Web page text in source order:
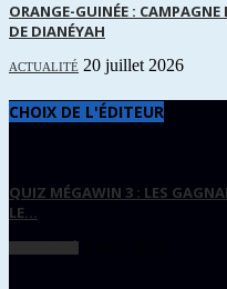
ORANGE-GUINÉE :
DE DIANÉYAH
ACTUALITÉ 20 juillet 2026
CHOIX DE L'ÉDITEUR
QUIZ MÉGAWIN 3 : LES
LE...